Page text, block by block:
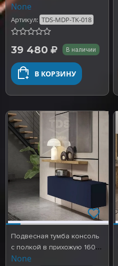
None
Артикул: TDS-MDP-TK-018
39 480 В наличии
В КОРЗИНУ
Подвесная тумба консоль
с полкой в прихожую 160
см TDS-MDP-TK-016
None